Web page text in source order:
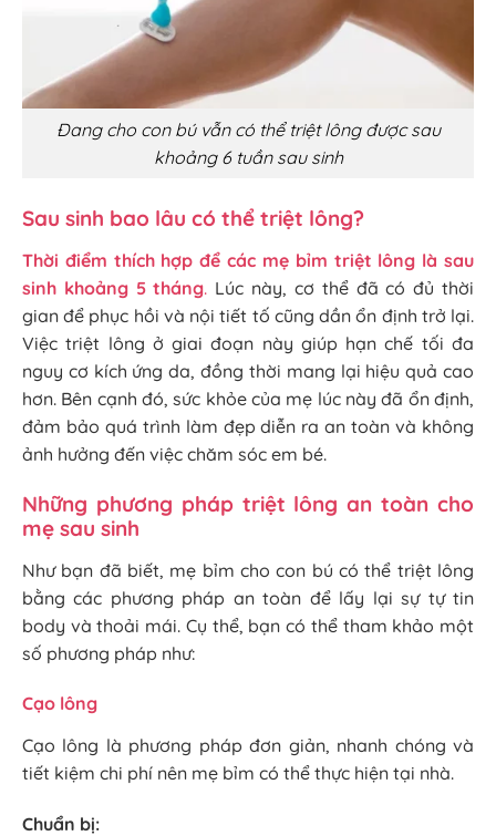
Đang cho con bú vẫn có thể triệt lông được sau
khoảng 6 tuần sau sinh
Sau sinh bao lâu có thể triệt lông?
Thời điểm thích hợp để các mẹ bỉm triệt lông là sau
sinh khoảng 5 tháng. Lúc này, cơ thể đã có đủ thời
gian để phục hồi và nội tiết tố cũng dần ổn định trở lại.
Việc triệt lông ở giai đoạn này giúp hạn chế tối đa
nguy cơ kích ứng da, đồng thời mang lại hiệu quả cao
hơn. Bên cạnh đó, sức khỏe của mẹ lúc này đã ổn định,
đảm bảo quá trình làm đẹp diễn ra an toàn và không
ảnh hưởng đến việc chăm sóc em bé.
Những phương pháp triệt lông an toàn cho
mẹ sau sinh
Như bạn đã biết, mẹ bỉm cho con bú có thể triệt lông
bằng các phương pháp an toàn để lấy lại sự tự tin
body và thoải mái. Cụ thể, bạn có thể tham khảo một
số phương pháp như:
Cạo lông
Cạo lông là phương pháp đơn giản, nhanh chóng và
tiết kiệm chi phí nên mẹ bỉm có thể thực hiện tại nhà.
Chuẩn bị: